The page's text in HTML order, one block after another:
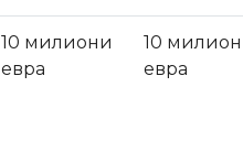
10 милиони
евра
10
евра